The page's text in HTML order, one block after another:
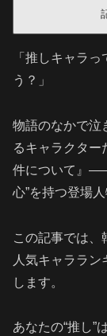
「推しキャラ
う？」
物語のなかで泣
るキャラクター
件について』
心”を持つ登場人
この記事では、
人気キャララ
します。
あなたの“推し”